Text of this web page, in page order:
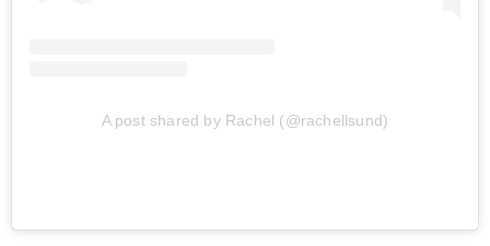
A post shared by Rachel (@rachellsund)